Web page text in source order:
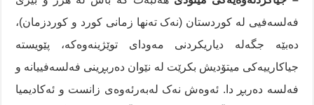
فەلسەفیی لە کوردستان (نەک تەنها زمانی کورد و کوردزمان)،
دەبێە جگەلە دیاریکردنی مەودای توێژینەوەکە، پێویستە
جیاکارییەکی میتۆدیش بکرێت لە نێوان دەربڕینی فەلسەفییانە و
فەلسە دەربڕ دا. ئەوەش نەک لەبەرئەوەی زانست و ئەکادیمیا